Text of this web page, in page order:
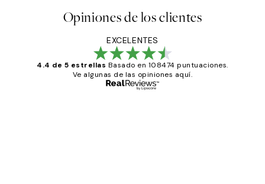
Opiniones de los clientes
EXCELENTES
4.4 de 5 estrellas Basado en 108474 puntuaciones.
Ve algunas de las opiniones aquí.